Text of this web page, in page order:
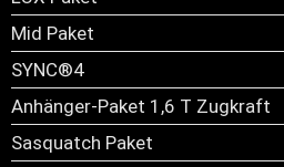
Mid Paket
SYNC®4
Anhänger-Paket 1,6 T Zugkraft
Sasquatch Paket